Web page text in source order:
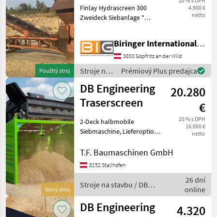
Použitý stroj
Siebanlage
4.900 €
netto
Finlay Hydrascreen 300
Zweideck Siebanlage *
Aufgabeband * Siebfläche:
1, 20 x 2, 50 m * 2 Deck
Siebanlage Stroje na stavbu
Sito
Biringer International GmbH
3800 Göpfritz an der Wild
Stroje na
stavbu /
Finlay
Prémiový Plus predajca
Nový stroj
DB Engineering
Traserscreen
20.280
€
20 % s DPH
16.900 €
netto
2-Deck halbmobile
Siebmaschine, Lieferoption
Materialrutsche,
Hebeketten und Benzin-
Handhabung und Transp
T.F. Baumaschinen GmbH
8152 Stallhofen
Stroje na stavbu / DB
Engineering
26 dní
online
DB Engineering
4.320